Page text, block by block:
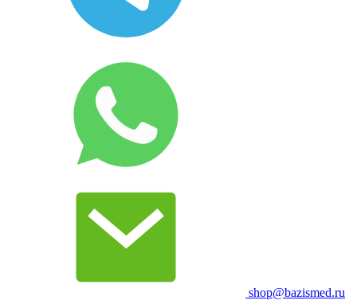
shop@bazismed.ru